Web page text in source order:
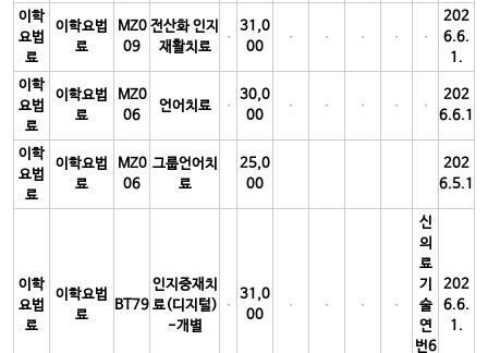
이학
요법
료
이학요법
료
MZ0
09
전산화 인지
재활치료
31,0
00
202
6.6.
1.
이학
요법
료
이학요법
료
MZ0
06
언어치료
30,0
00
202
6.6.1
이학
요법
료
이학요법
료
MZ0
06
그룹언어치
료
25,0
00
202
6.5.1
이학
요법
료
이학요법
료
BT79
인지중재치
료(디지털)
-개별
31,0
00
신
의
료
기
술
연
번6
202
6.6.
1.